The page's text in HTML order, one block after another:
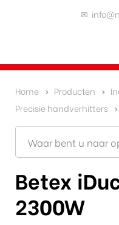
✉
Home Producten
Precisie handverhitters
Betex
2300W